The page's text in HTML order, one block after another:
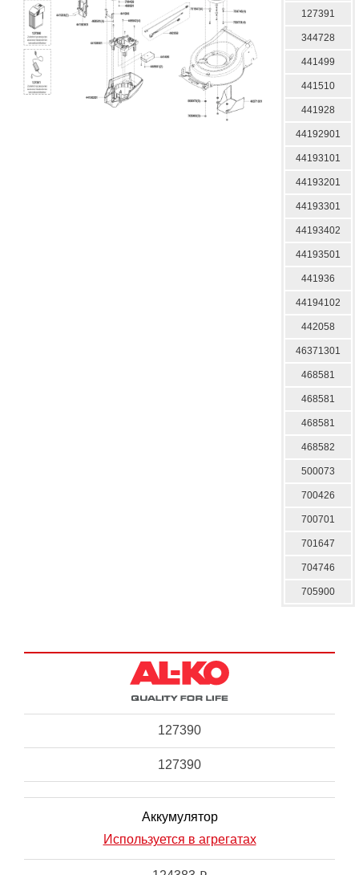
127391
344728
441499
441510
441928
44192901
44193101
44193201
44193301
44193402
44193501
441936
44194102
442058
46371301
468581
468581
468581
468582
500073
700426
700701
701647
704746
705900
127390
127390
Аккумулятор
Используется в агрегатах